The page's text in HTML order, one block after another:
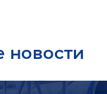
новости